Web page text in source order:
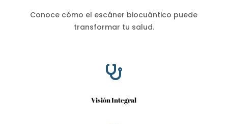
Conoce cómo el escáner biocuántico puede
transformar tu salud.

Visión Integral